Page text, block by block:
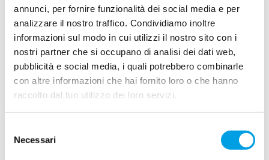
annunci, per fornire funzionalità dei social media e per
analizzare il nostro traffico. Condividiamo inoltre
informazioni sul modo in cui utilizzi il nostro sito con i
nostri partner che si occupano di analisi dei dati web,
pubblicità e social media, i quali potrebbero combinarle
con altre informazioni che hai fornito loro o che hanno
raccolto dal tuo utilizzo dei loro servizi.
delNecessari